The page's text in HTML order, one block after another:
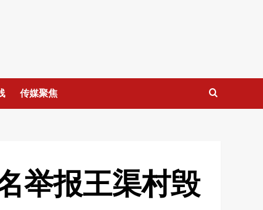
传媒聚焦
举报王渠村毁